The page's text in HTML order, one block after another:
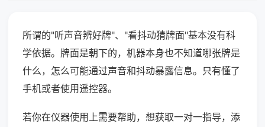
所谓的"听声音辨好牌"、"看抖动猜牌面"基本没有科
学依据。牌面是朝下的，机器本身也不知道哪张牌是
什么，怎么可能通过声音和抖动暴露信息。只有懂了
手机或者使用遥控器。
若你在仪器使用上需要帮助，想获取一对一指导，添